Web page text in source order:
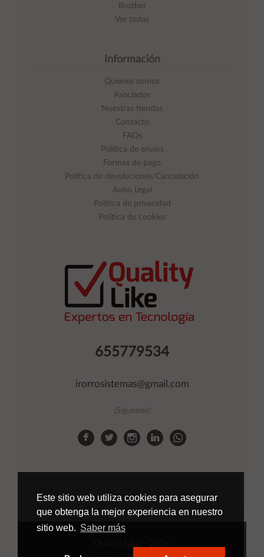
Este sitio web utiliza cookies para asegurar
que obtenga la mejor experiencia en nuestro
sitio web. Saber más
655779534
irorrosistemas@gmail.com
¡Síguenos!
Brother
Ver todas
Información
Quienes somos
Asociados
Nuestras tiendas
Contacto
FAQs
Política de envíos
Formas de pago
Política de devoluciones/Cancelación
Aviso Legal
Política de privacidad
Política de cookies